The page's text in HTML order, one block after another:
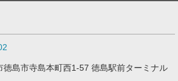
徳島市寺島本町西1-57 徳島駅前ターミナル